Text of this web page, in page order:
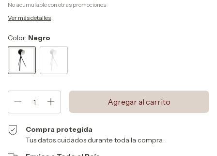
No acumulable con otras promociones
Ver más detalles
Color: Negro
Compra protegida
Tus datos cuidados durante toda la compra.